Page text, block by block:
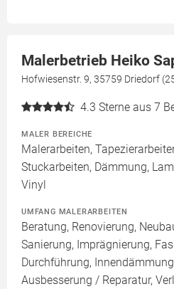
Malerbetrieb Heiko
Hofwiesenstr. 9, 35759 Driedorf
4.3 Sterne aus 7
MALER BEREICHE
Malerarbeiten,
Stuckarbeiten, Dämmung,
Vinyl
UMFANG MALERARBEITEN
Beratung, Renovierung,
Sanierung, Imprägnierung,
Durchführung,
Ausbesserung / Reparatur,